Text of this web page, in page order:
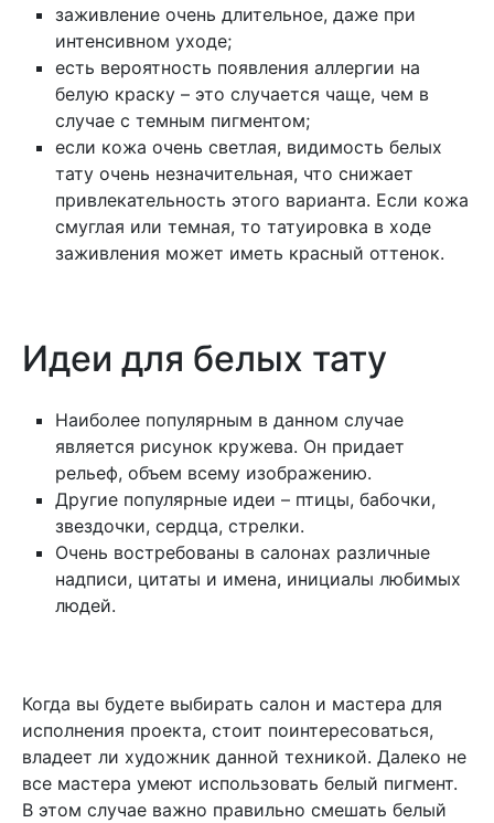
заживление очень длительное, даже при
интенсивном уходе;
есть вероятность появления аллергии на
белую краску – это случается чаще, чем в
случае с темным пигментом;
если кожа очень светлая, видимость белых
тату очень незначительная, что снижает
привлекательность этого варианта. Если кожа
смуглая или темная, то татуировка в ходе
заживления может иметь красный оттенок.
Идеи для белых тату
Наиболее популярным в данном случае
является рисунок кружева. Он придает
рельеф, объем всему изображению.
Другие популярные идеи – птицы, бабочки,
звездочки, сердца, стрелки.
Очень востребованы в салонах различные
надписи, цитаты и имена, инициалы любимых
людей.
Когда вы будете выбирать салон и мастера для
исполнения проекта, стоит поинтересоваться,
владеет ли художник данной техникой. Далеко не
все мастера умеют использовать белый пигмент.
В этом случае важно правильно смешать белый